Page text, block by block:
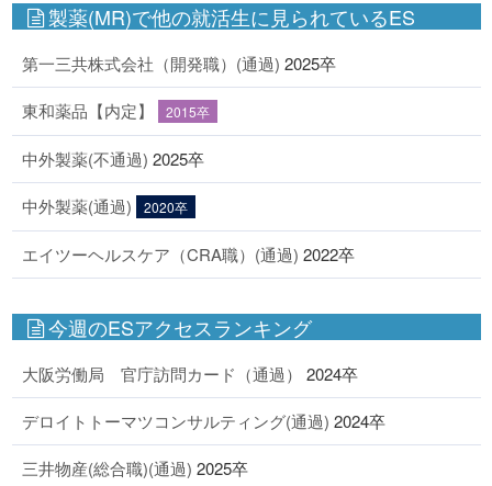
製薬(MR)で他の就活生に見られているES
第一三共株式会社（開発職）(通過) 2025卒
東和薬品【内定】 2015卒
中外製薬(不通過) 2025卒
中外製薬(通過) 2020卒
エイツーヘルスケア（CRA職）(通過) 2022卒
今週のESアクセスランキング
大阪労働局 官庁訪問カード（通過） 2024卒
デロイトトーマツコンサルティング(通過) 2024卒
三井物産(総合職)(通過) 2025卒